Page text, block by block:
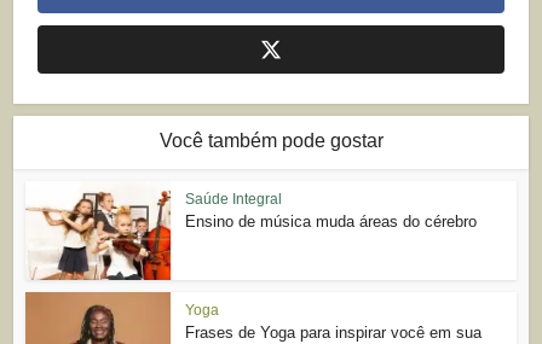
Você também pode gostar
Saúde Integral
Ensino de música muda áreas do cérebro
Yoga
Frases de Yoga para inspirar você em sua